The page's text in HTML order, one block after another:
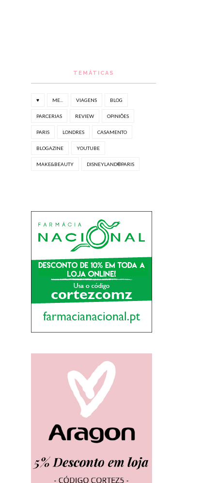
TEMÁTICAS
♥ ME... VIAGENS BLOG
PARCERIAS REVIEW OPINIÕES
PARIS LONDRES CASAMENTO
BLOGAZINE YOUTUBE
MAKE&BEAUTY DISNEYLAND®PARIS